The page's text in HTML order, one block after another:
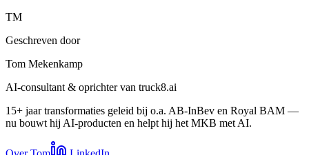
TM
Geschreven door
Tom Mekenkamp
AI-consultant & oprichter van truck8.ai
15+ jaar transformaties geleid bij o.a. AB-InBev en Royal BAM —
nu bouwt hij AI-producten en helpt hij het MKB met AI.